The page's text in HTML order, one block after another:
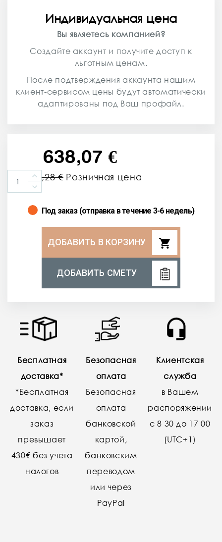
Индивидуальная цена
Вы являетесь компанией?
Создайте аккаунт и получите доступ к
льготным ценам.
После подтверждения аккаунта нашим
клиент-сервисом цены будут автоматически
адаптированы под Ваш профайл.
638,07 €
1 010,28 €Розничная цена
Под заказ (отправка в течение 3-6 недель)
ДОБАВИТЬ В КОРЗИНУ shopping_cart
ДОБАВИТЬ СМЕТУ
Бесплатная
доставка*
*Бесплатная
доставка, если
заказ
превышает
430€ без учета
налогов
Безопасная
оплата
Безопасная
оплата
банковской
картой,
банковским
переводом
или через
PayPal
Клиентская
служба
в Вашем
распоряжении
с 8 30 до 17 00
(UTC+1)